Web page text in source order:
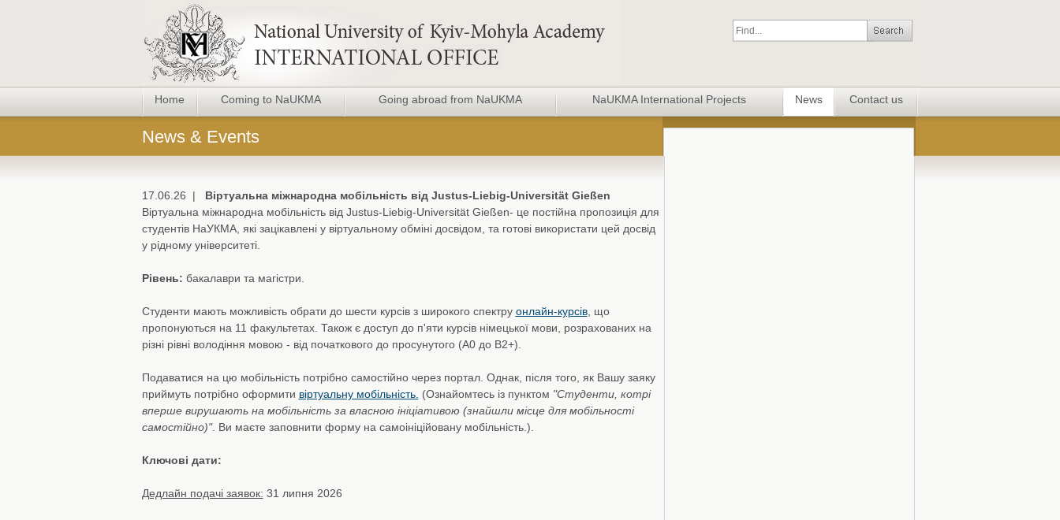
Home Coming to NaUKMA Going abroad from NaUKMA NaUKMA International Projects News Contact us
News & Events
17.06.26 | Віртуальна міжнародна мобільність від Justus-Liebig-Universität Gießen
Віртуальна міжнародна мобільність від Justus-Liebig-Universität Gießen- це постійна пропозиція для
студентів НаУКМА, які зацікавлені у віртуальному обміні досвідом, та готові використати цей досвід
у рідному університеті.
Рівень: бакалаври та магістри.
Студенти мають можливість обрати до шести курсів з широкого спектру онлайн-курсів, що
пропонуються на 11 факультетах. Також є доступ до п'яти курсів німецької мови, розрахованих на
різні рівні володіння мовою - від початкового до просунутого (A0 до B2+).
Подаватися на цю мобільність потрібно самостійно через портал. Однак, після того, як Вашу заяку
приймуть потрібно оформити віртуальну мобільність. (Ознайомтесь із пунктом "Студенти, котрі
вперше вирушають на мобільність за власною ініціативою (знайшли місце для мобільності
самостійно)". Ви маєте заповнити форму на самоініційовану мобільність.).
Ключові дати:
Дедлайн подачі заявок: 31 липня 2026